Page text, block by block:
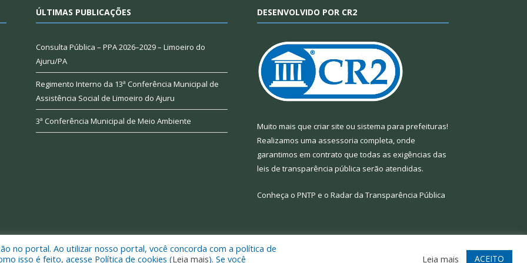
ÚLTIMAS PUBLICAÇÕES
Consulta Pública – PPA 2026–2029 – Limoeiro do
Ajuru/PA
Regimento Interno da 13ª Conferência Municipal de
Assistência Social de Limoeiro do Ajuru
3ª Conferência Municipal de Meio Ambiente
DESENVOLVIDO POR CR2
Muito mais que criar site ou sistema para prefeituras!
Realizamos uma assessoria completa, onde
garantimos em contrato que todas as exigências das
leis de transparência pública serão atendidas.
Conheça o PNTP e o Radar da Transparência Pública
Limoeiro do Ajuru. Mapa do Site Acessar Webmail
no portal. Ao utilizar nosso portal, você concorda com a política de
isso é feito, acesse Política de cookies (Leia mais). Se você Leia mais ACEITO